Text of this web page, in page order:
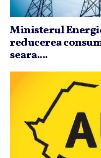
Ministerul
reducerea
seara....